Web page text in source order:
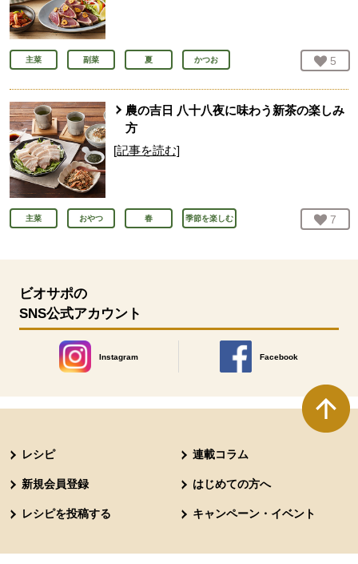
主菜 副菜 夏 かつお お気
5
農の吉日 八十八夜に味わう新茶の楽しみ
方
[記事を読む]
主菜 おやつ 春 季節を楽しむ お気
7
ビオサポの
SNS公式アカウント
Instagram
別のウィンドウで開きます。
Facebook
別のウィンドウで開きます
レシピ 連載コラム
新規会員登録 はじめての方へ
レシピを投稿する キャンペーン・イベント